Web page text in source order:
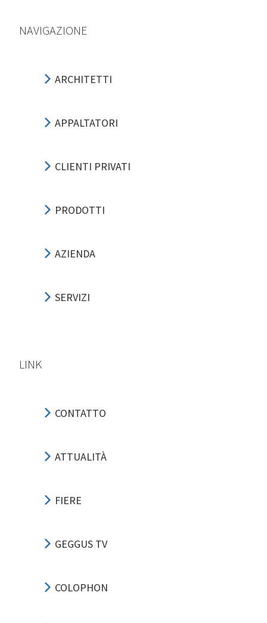
NAVIGAZIONE
ARCHITETTI
APPALTATORI
CLIENTI PRIVATI
PRODOTTI
AZIENDA
SERVIZI
LINK
CONTATTO
ATTUALITÀ
FIERE
GEGGUS TV
COLOPHON